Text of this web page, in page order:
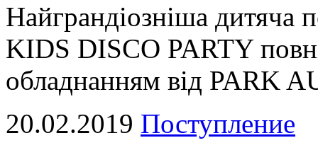
Найграндіозніша дитяча
KIDS DISCO PARTY
обладнанням від PARK
20.02.2019 Поступление